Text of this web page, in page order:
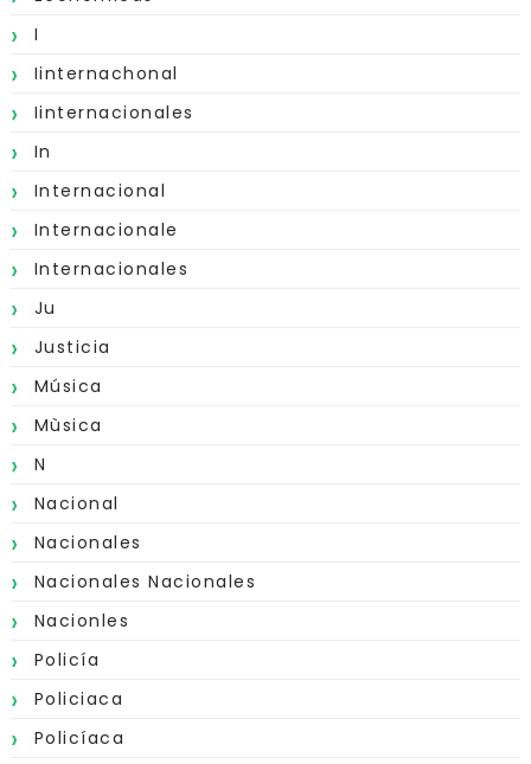
I
Iinternachonal
Iinternacionales
In
Internacional
Internacionale
Internacionales
Ju
Justicia
Música
Mùsica
N
Nacional
Nacionales
Nacionales Nacionales
Nacionles
Policía
Policiaca
Policíaca